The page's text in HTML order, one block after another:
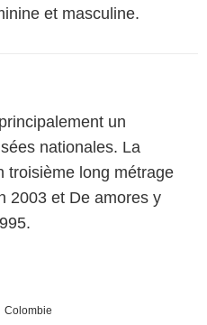
et masculine.
un
nationales. La
troisième long métrage
2003 et De amores y
Colombie